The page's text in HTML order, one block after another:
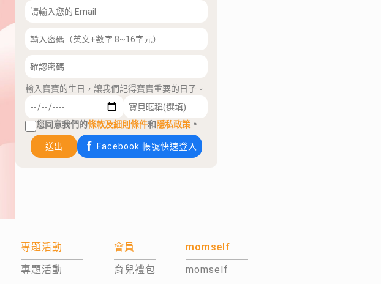
輸入寶寶的生日，讓我們記得寶寶重要的日子。
您同意我們的條款及細則條件和隱私政策 。
送出 Facebook 帳號快速登入
專題活動
專題活動
會員
育兒禮包
momself
momself